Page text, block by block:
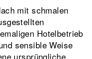
mit schmalen
Hotelbetrieb
sensible Weise
ursprüngliche